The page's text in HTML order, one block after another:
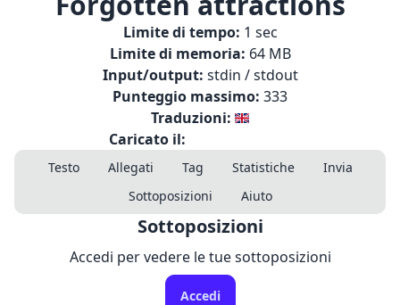
Limite di tempo: 1 sec
Limite di memoria: 64 MB
Input/output: stdin / stdout
Punteggio massimo: 333
Traduzioni:
Caricato il:
Testo Allegati Tag Statistiche
Invia
Sottoposizioni
Aiuto
Sottoposizioni
Accedi per vedere le tue sottoposizioni
Accedi